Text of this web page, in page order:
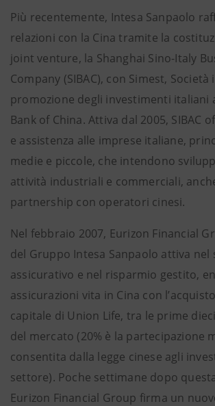
Più recentemente, Intesa Sanpaolo
relazioni con la Cina tramite la
joint venture, la Shanghai Sino-Italy
Company (SIBAC), con Simest, Società
promozione degli investimenti italiani
Bank of China. Attiva dal 2005, SIBAC
e assistenza alle imprese italiane,
medie e piccole, che intendono
attività industriali e commerciali,
partnership con operatori cinesi.
Nel febbraio 2007, Eurizon Financial
del Gruppo Intesa Sanpaolo attiva nel
assicurativo e nel risparmio gestito,
assicurazioni vita in Cina con
capitale di Union Life, tra le prime
del mercato (20% è la partecipazione
consentita dalla legge cinese agli
settore). Poche settimane dopo
Eurizon Financial Group firma un